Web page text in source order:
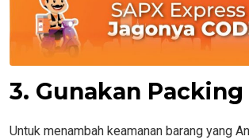
3. Gunakan
Untuk menambah keamanan barang yang